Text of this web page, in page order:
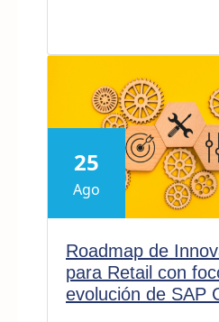
25
Ago
Roadmap de
para Retail con
evolución de SAP